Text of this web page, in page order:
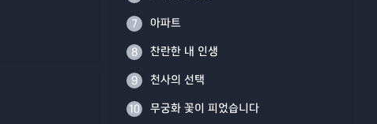
7 아파트
8 찬란한 내 인생
9 천사의 선택
10 무궁화 꽃이 피었습니다